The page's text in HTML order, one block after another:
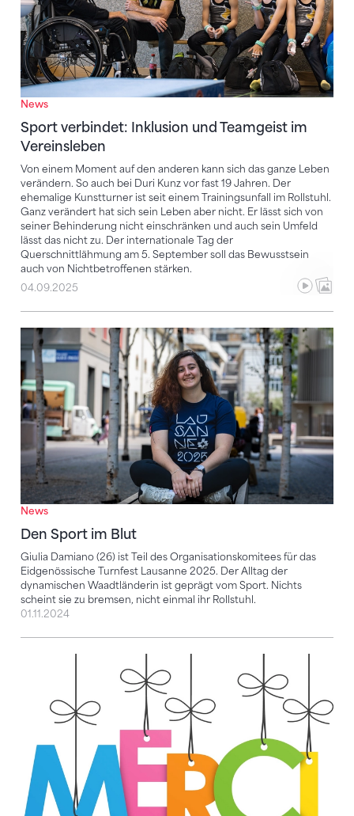
News
Sport verbindet: Inklusion und Teamgeist im
Vereinsleben
Von einem Moment auf den anderen kann sich das ganze Leben
verändern. So auch bei Duri Kunz vor fast 19 Jahren. Der
ehemalige Kunstturner ist seit einem Trainingsunfall im Rollstuhl.
Ganz verändert hat sich sein Leben aber nicht. Er lässt sich von
seiner Behinderung nicht einschränken und auch sein Umfeld
lässt das nicht zu. Der internationale Tag der
Querschnittlähmung am 5. September soll das Bewusstsein
auch von Nichtbetroffenen stärken.
04.09.2025
News
Den Sport im Blut
Giulia Damiano (26) ist Teil des Organisationskomitees für das
Eidgenössische Turnfest Lausanne 2025. Der Alltag der
dynamischen Waadtländerin ist geprägt vom Sport. Nichts
scheint sie zu bremsen, nicht einmal ihr Rollstuhl.
Den Sport im Blut
01.11.2024